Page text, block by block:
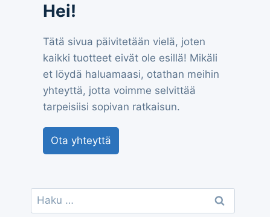
Hei!
Tätä sivua päivitetään vielä, joten
kaikki tuotteet eivät ole esillä! Mikäli
et löydä haluamaasi, otathan meihin
yhteyttä, jotta voimme selvittää
tarpeisiisi sopivan ratkaisun.
Ota yhteyttä
Haku: